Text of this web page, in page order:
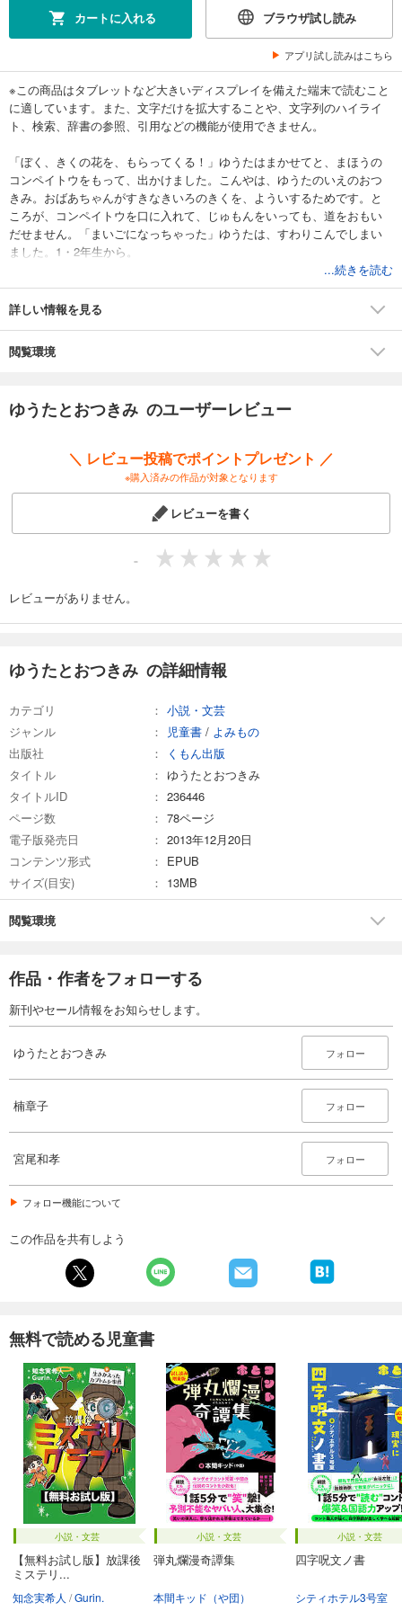
カートに入れる ブラウザ試し読み
アプリ試し読みはこちら
※この商品はタブレットなど大きいディスプレイを備えた端末で読むこと
に適しています。また、文字だけを拡大することや、文字列のハイライ
ト、検索、辞書の参照、引用などの機能が使用できません。
「ぼく、きくの花を、もらってくる！」ゆうたはまかせてと、まほうの
コンペイトウをもって、出かけました。こんやは、ゆうたのいえのおつ
きみ。おばあちゃんがすきなきいろのきくを、よういするためです。と
ころが、コンペイトウを口に入れて、じゅもんをいっても、道をおもい
だせません。「まいごになっちゃった」ゆうたは、すわりこんでしまい
ました。1・2年生から。
...続きを読む
詳しい情報を見る
閲覧環境
ゆうたとおつきみ のユーザーレビュー
＼ レビュー投稿でポイントプレゼント ／
※購入済みの作品が対象となります
レビューを書く
-
レビューがありません。
ゆうたとおつきみ の詳細情報
カテゴリ
小説・文芸
ジャンル
児童書 / よみもの
出版社
くもん出版
タイトル
ゆうたとおつきみ
タイトルID
236446
ページ数
78ページ
電子版発売日
2013年12月20日
コンテンツ形式
EPUB
サイズ(目安)
13MB
閲覧環境
作品・作者をフォローする
新刊やセール情報をお知らせします。
ゆうたとおつきみ フォロー
楠章子 フォロー
宮尾和孝 フォロー
フォロー機能について
この作品を共有しよう
無料で読める児童書
小説・文芸
【無料お試し版】放課後
ミステリ...
知念実希人 Gurin.
小説・文芸
弾丸爛漫奇譚集
本間キッド（や団）
小説・文芸
四字呪文ノ書
シティホテル3号室